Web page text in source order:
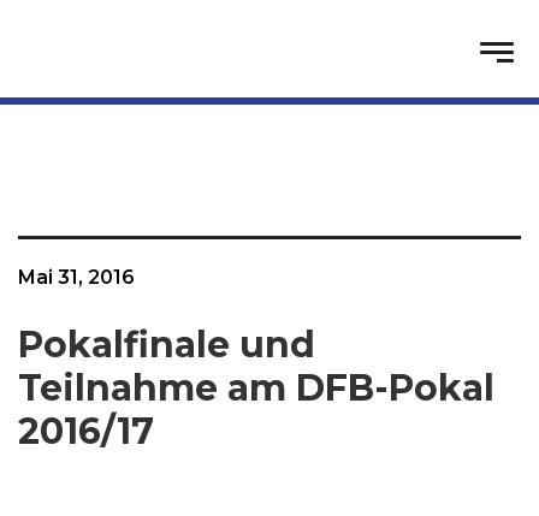
Mai 31, 2016
Pokalfinale und
Teilnahme am DFB-Pokal
2016/17